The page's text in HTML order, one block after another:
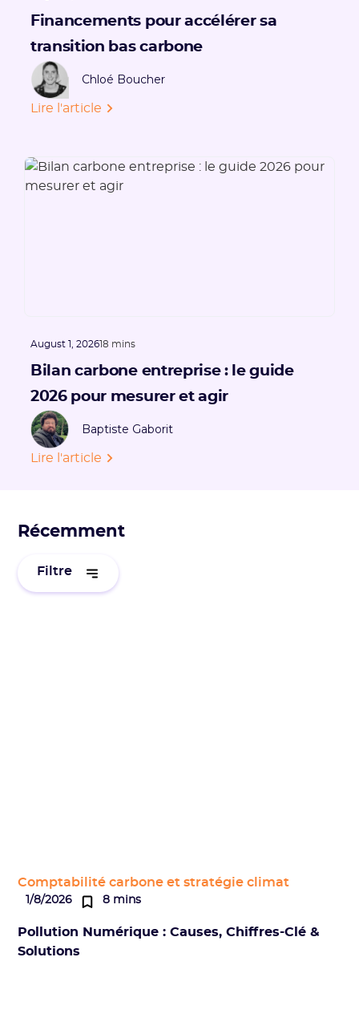
Financements pour accélérer sa
transition bas carbone
Chloé Boucher
Lire l'article
August 1, 202618 mins
Bilan carbone entreprise : le guide
2026 pour mesurer et agir
Baptiste Gaborit
Lire l'article
Récemment
Filtre
Comptabilité carbone et stratégie climat
1/8/2026 8 mins
Pollution Numérique : Causes, Chiffres-Clé &
Solutions